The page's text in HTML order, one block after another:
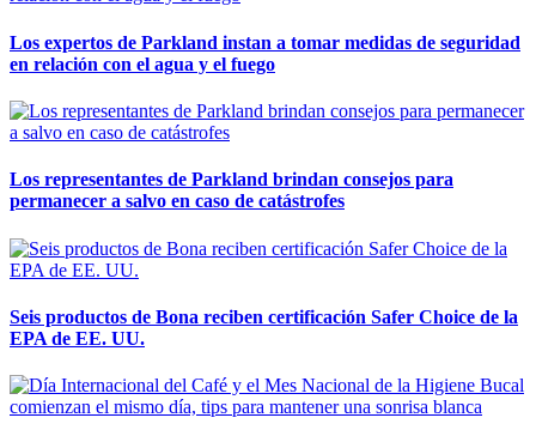
Los expertos de Parkland instan a tomar medidas de seguridad
en relación con el agua y el fuego
Los representantes de Parkland brindan consejos para
permanecer a salvo en caso de catástrofes
Seis productos de Bona reciben certificación Safer Choice de la
EPA de EE. UU.